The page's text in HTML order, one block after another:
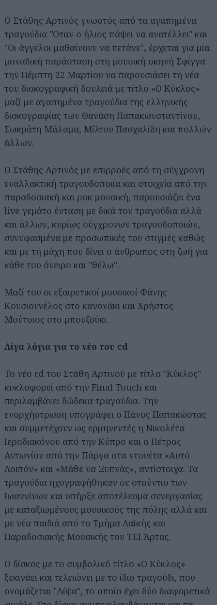
Ο Στάθης Αρτινός γνωστός από τα αγαπημένα
τραγούδια "Όταν ο ήλιος πάψει να ανατέλλει" και
"Οι άγγελοι μαθαίνουν να πετάνε", έρχεται για μία
μοναδική παράσταση στη μουσική σκηνή Σφίγγα
την Πέμπτη 22 Μαρτίου να παρουσιάσει τη νέα
του δισκογραφική δουλειά με τίτλο «Ο Κύκλος»
μαζί με αγαπημένα τραγούδια της ελληνικής
δισκογραφίας των Θανάση Παπακωνσταντίνου,
Σωκράτη Μάλαμα, Μίλτου Πασχαλίδη και πολλών
άλλων.
Ο Στάθης Αρτινός με επιρροές από τη σύγχρονη
εναλλακτική τραγουδοποιία και στοιχεία από την
παραδοσιακή και ροκ μουσική, παρουσιάζει ένα
live γεμάτο ένταση με δικά του τραγούδια αλλά
και άλλων, κυρίως σύγχρονων τραγουδοποιών,
συνυφασμένα με προσωπικές του στιγμές καθώς
και με τη μάχη που δίνει ο άνθρωπος στη ζωή για
κάθε του όνειρο και "θέλω".
Μαζί του οι εξαιρετικοί μουσικοί Φάνης
Κουσιουνέλος στο κανονάκι και Χρήστος
Μούτσιος στο μπουζούκι.
Λίγα λόγια για το νέο του cd
Το νέο cd του Στάθη Αρτινού με τίτλο "Κύκλος"
κυκλοφορεί από την Final Touch και
περιλαμβάνει δώδεκα τραγούδια. Την
ενορχήστρωση υπογράφει ο Πάνος Παπακώστας
και συμμετέχουν ως ερμηνευτές η Νικολέτα
Ιεροδιακόνου από την Κύπρο και ο Πέτρος
Αντωνίου από την Πάργα στα ντουέτα «Αυτό
Λοιπόν» και «Μάθε να Ξυπνάς», αντίστοιχα. Τα
τραγούδια ηχογραφήθηκαν σε στούντιο των
Ιωαννίνων και υπήρξε αποτέλεσμα συνεργασίας
με καταξιωμένους μουσικούς της πόλης αλλά και
με νέα παιδιά από το Τμήμα Λαϊκής και
Παραδοσιακής Μουσικής του ΤΕΙ Άρτας.
Ο δίσκος με το συμβολικό τίτλο «Ο Κύκλος»
ξεκινάει και τελειώνει με το ίδιο τραγούδι, που
ονομάζεται "Δίψα", το οποίο έχει δύο διαφορετικά